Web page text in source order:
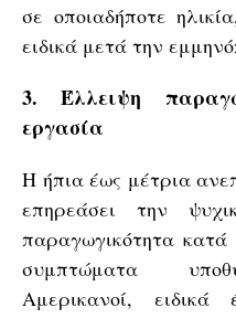
σε οποιαδήποτε
ειδικά μετά την
3. Έλλειψη
εργασία
Η ήπια έως μέτρια
επηρεάσει την
παραγωγικότητα
συμπτώματα
Αμερικανοί, ειδικά